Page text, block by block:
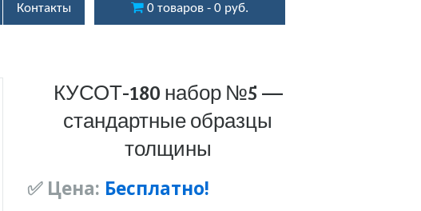
Контакты 0 товаров 0 руб.
КУСОТ-180 набор №5 —
стандартные образцы
толщины
✅ Цена: Бесплатно!